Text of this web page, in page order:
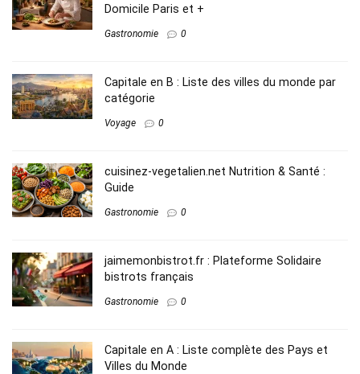
Domicile Paris et +
Gastronomie 0
Capitale en B​ : Liste des villes du monde par
catégorie
Voyage 0
cuisinez-vegetalien.net Nutrition​ & Santé :
Guide
Gastronomie 0
jaimemonbistrot.fr : Plateforme Solidaire
bistrots français
Gastronomie 0
Capitale en A​ : Liste complète des Pays et
Villes du Monde